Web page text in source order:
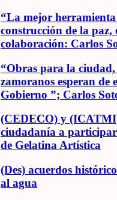
“La mejor
construcción de la paz,
colaboración: Carlos
“Obras para la ciudad,
zamoranos esperan de
Gobierno ”; Carlos
(CEDECO) y
ciudadanía a
de Gelatina Artística
(Des) acuerdos
al agua